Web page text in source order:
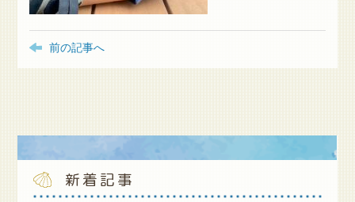
前の記事へ
新着記事